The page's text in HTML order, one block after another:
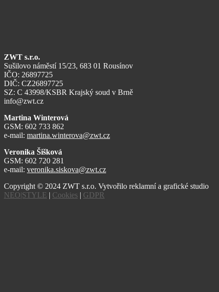
ZWT s.r.o.
Sušilovo náměstí 15/23, 683 01 Rousínov
IČO: 26897725
DIČ: CZ26897725
SZ: C 43998/KSBR Krajský soud v Brně
info@zwt.cz
Martina Winterová
GSM: 602 733 862
e-mail: martina.winterova@zwt.cz
Veronika Šišková
GSM: 602 720 281
e-mail: veronika.siskova@zwt.cz
Copyright © 2024 ZWT s.r.o. Vytvořilo reklamní a grafické studio
NEO|STYLE | Cookies | GDPR